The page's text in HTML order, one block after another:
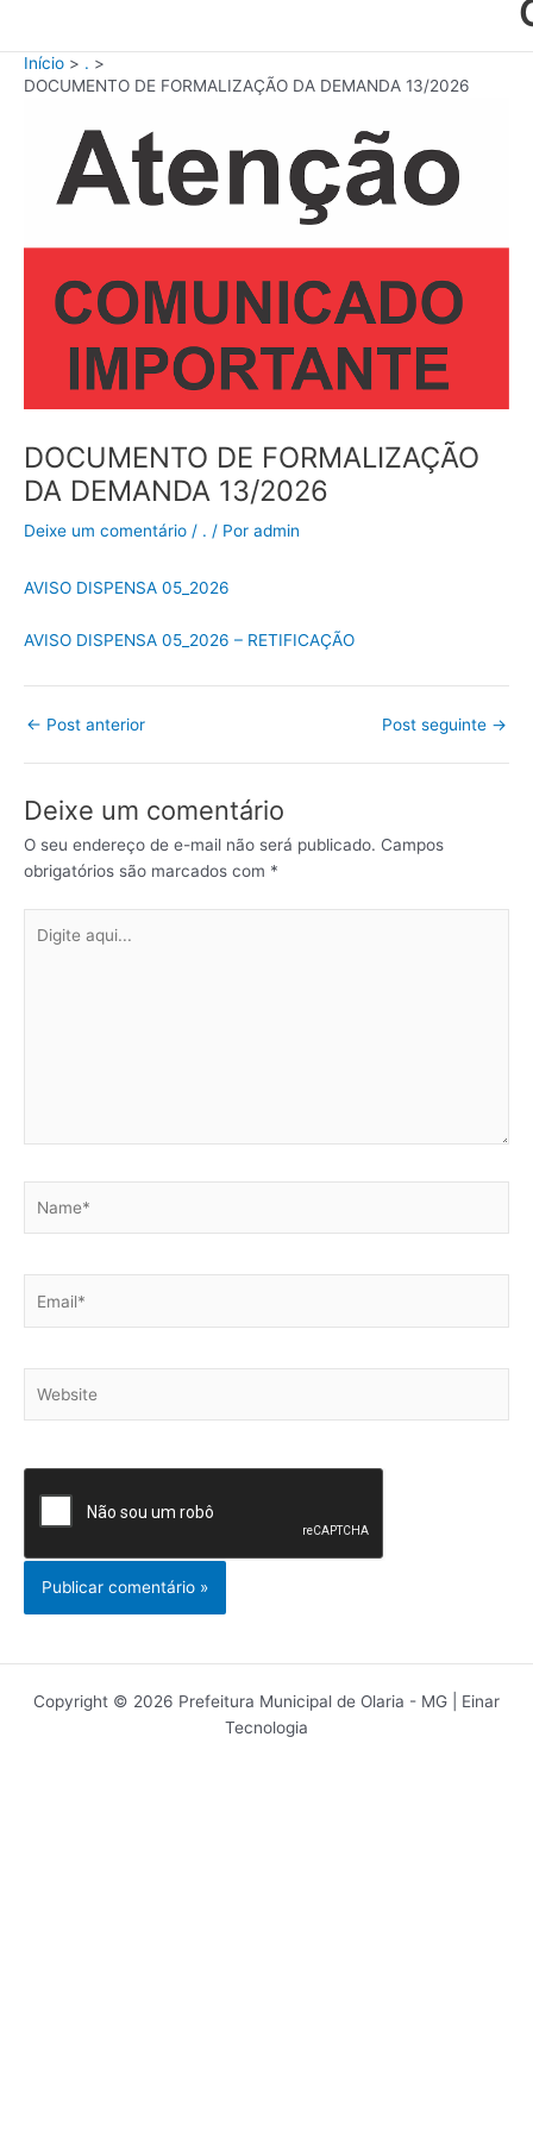
Início
.
DOCUMENTO DE FORMALIZAÇÃO DA DEMANDA 13/2026
DOCUMENTO DE FORMALIZAÇÃO
DA DEMANDA 13/2026
Deixe um comentário / . / Por admin
AVISO DISPENSA 05_2026
AVISO DISPENSA 05_2026 – RETIFICAÇÃO
← Post anterior Post seguinte →
Deixe um comentário
O seu endereço de e-mail não será publicado. Campos
obrigatórios são marcados com *
aqui...
Copyright © 2026 Prefeitura Municipal de Olaria - MG | Einar
Tecnologia